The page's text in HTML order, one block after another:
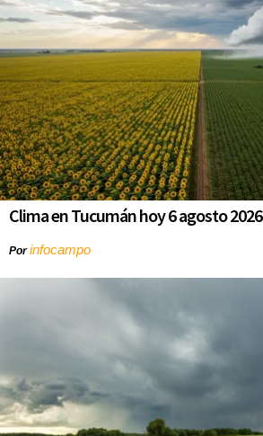
Clima en Tucumán hoy 6 agosto 2026
Porinfocampo